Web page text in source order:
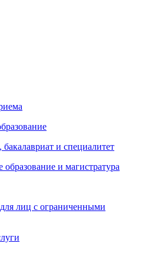
и специалитет
и магистратура
лиц с ограниченными